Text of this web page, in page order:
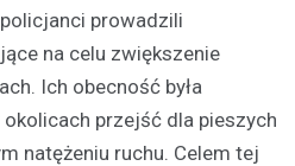
prowadzili
na celu zwiększenie
Ich obecność była
przejść dla pieszych
natężeniu ruchu. Celem tej